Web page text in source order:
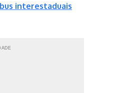
interestaduais